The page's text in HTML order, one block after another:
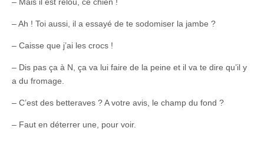
– Ah ! Toi aussi, il a essayé de te sodomiser la jambe ?
– Caisse que j’ai les crocs !
– Dis pas ça à N, ça va lui faire de la peine et il va te dire qu’il y
a du fromage.
– C’est des betteraves ? A votre avis, le champ du fond ?
– Faut en déterrer une, pour voir.